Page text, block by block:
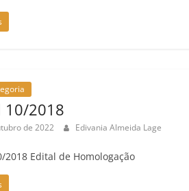
10/2018
de 2022 Edivania Almeida Lage
2018 Edital de Homologação